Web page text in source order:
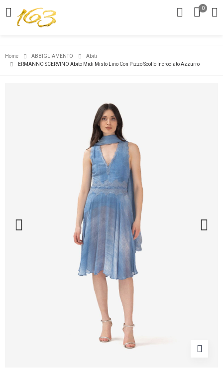
0
Home ABBIGLIAMENTO
Abiti
ERMANNO SCERVINO Abito Midi Misto Lino Con Pizzo Scollo Incrociato Azzurro